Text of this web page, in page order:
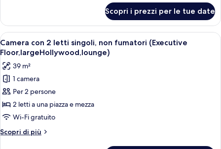
Junior,
non
fumatori
(lounge
access)
Scopri i prezzi per le tue date
Apri
tutte
le
foto
per
Camera
con
2
letti
singoli,
Una camera d'albergo con un letto
5
Camera con 2 letti singoli, non fumatori (Executive
Floor,largeHollywood,lounge)
39 m²
1 camera
Per 2 persone
2 letti a una piazza e mezza
Wi-Fi gratuito
Scopri di più
Altri